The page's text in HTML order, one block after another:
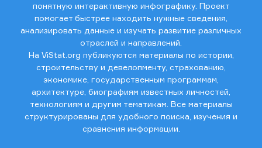
понятную интерактивную инфографику. Проект
помогает быстрее находить нужные сведения,
анализировать данные и изучать развитие различных
отраслей и направлений.
На ViStat.org публикуются материалы по истории,
строительству и девелопменту, страхованию,
экономике, государственным программам,
архитектуре, биографиям известных личностей,
технологиям и другим тематикам. Все материалы
структурированы для удобного поиска, изучения и
сравнения информации.